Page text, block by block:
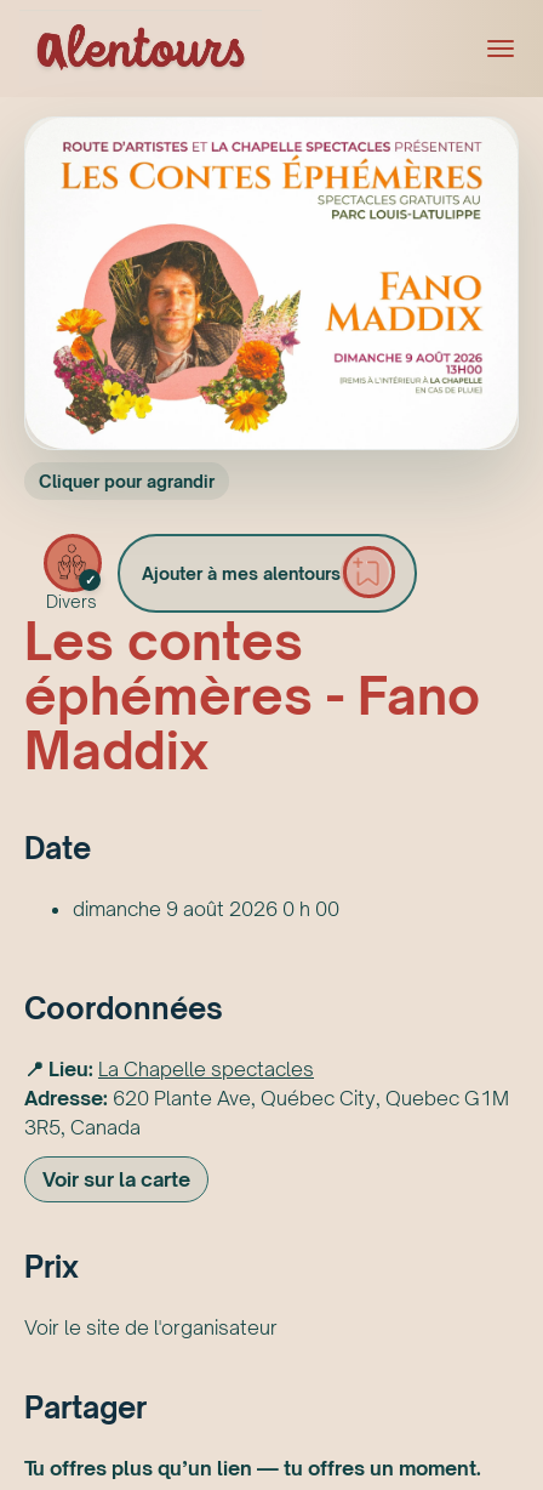
Cliquer pour agrandir
✓
Divers
Ajouter à mes alentours
Les contes
éphémères - Fano
Maddix
Date
dimanche 9 août 2026 0 h 00
Coordonnées
📍 Lieu: La Chapelle spectacles
Adresse: 620 Plante Ave, Québec City, Quebec G1M
3R5, Canada
Voir sur la carte
Prix
Voir le site de l'organisateur
Partager
Tu offres plus qu’un lien — tu offres un moment.